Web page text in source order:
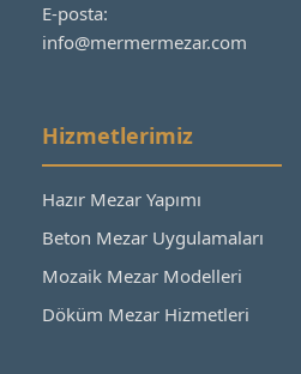
E-posta:
info@mermermezar.com
Hizmetlerimiz
Hazır Mezar Yapımı
Beton Mezar Uygulamaları
Mozaik Mezar Modelleri
Döküm Mezar Hizmetleri